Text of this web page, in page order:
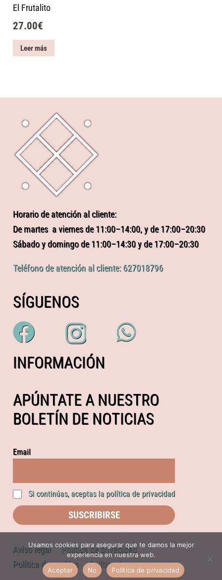
El Frutalito
27.00€
Leer más
Horario de atención al cliente:
De martes a viernes de 11:00–14:00, y de 17:00–20:30
Sábado y domingo de 11:00–14:30 y de 17:00–20:30
Teléfono de atención al cliente: 627018796
SÍGUENOS
INFORMACIÓN
APÚNTATE A NUESTRO
BOLETÍN DE NOTICIAS
Email
Si continúas, aceptas la política de privacidad
Aviso legal
Política de privacidad
Política de cookies
Política de compras
Usamos cookies para asegurar que te damos la mejor
experiencia en nuestra web.
Aceptar
No Política de privacidad